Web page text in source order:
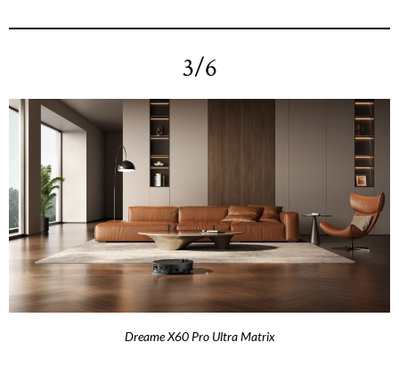
3/6
Dreame X60 Pro Ultra Matrix